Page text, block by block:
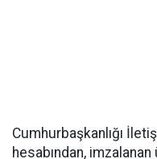
Cumhurbaşkanlığı
hesabından,